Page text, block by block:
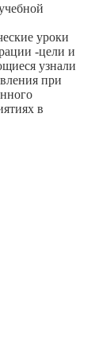
уроки
-цели и
узнали
при
в